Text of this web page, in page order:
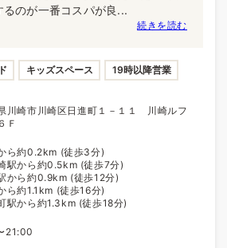
るのが一番コスパが良...
続きを読む
キッズスペース 19時以降営業
川崎市川崎区日進町１－１１ 川崎ルフ
Ｆ
ら約0.2km (徒歩3分)
駅から約0.5km (徒歩7分)
から約0.9km (徒歩12分)
ら約1.1km (徒歩16分)
駅から約1.3km (徒歩18分)
21:00